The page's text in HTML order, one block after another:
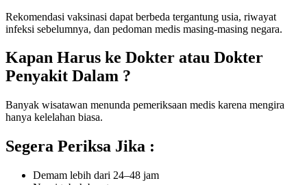
Rekomendasi vaksinasi dapat berbeda tergantung usia, riwayat
infeksi sebelumnya, dan pedoman medis masing-masing negara.
Kapan Harus ke Dokter atau Dokter
Penyakit Dalam ?
Banyak wisatawan menunda pemeriksaan medis karena mengira
hanya kelelahan biasa.
Segera Periksa Jika :
Demam lebih dari 24–48 jam